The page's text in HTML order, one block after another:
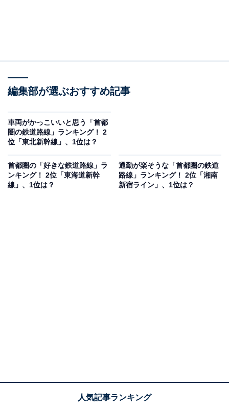
回答者からは「一等地を通過している印象（40代性別回
メージ（40代女性／埼玉県）」「高級住宅街を通るから
（40代女性／東京都）」などのコメントが多く寄せられ
の中央林間駅～東京都の渋谷駅までを結び、都心方面へ
編集部が選ぶおすすめ記事
車両がかっこいいと思う「首都
圏の鉄道路線」ランキング！ 2
位「東北新幹線」、1位は？
首都圏の「好きな鉄道路線」ラ
ンキング！ 2位「東海道新幹
線」、1位は？
通勤が楽そうな「首都圏の鉄道
路線」ランキング！ 2位「湘南
新宿ライン」、1位は？